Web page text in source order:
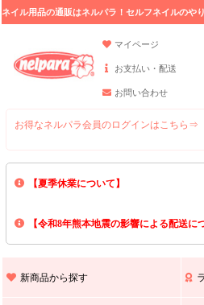
ネイル用品の通販はネルパラ！セルフネイルのや
マイページ
お支払い・配送
お問い合わせ
お得なネルパラ会員のログインはこちら⇒
【夏季休業について】
8/13(木)～8/16(日)の間｢出荷業務・お問い
上記期間中のご注文・お問い合わせは8/
【令和8年熊本地震の影響による配送に
また､ 九州全域でお荷物のお届けに遅延
新商品から探す